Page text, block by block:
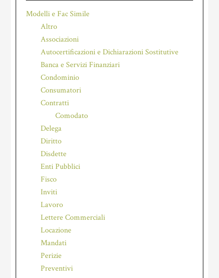
Modelli e Fac Simile
Altro
Associazioni
Autocertificazioni e Dichiarazioni Sostitutive
Banca e Servizi Finanziari
Condominio
Consumatori
Contratti
Comodato
Delega
Diritto
Disdette
Enti Pubblici
Fisco
Inviti
Lavoro
Lettere Commerciali
Locazione
Mandati
Perizie
Preventivi